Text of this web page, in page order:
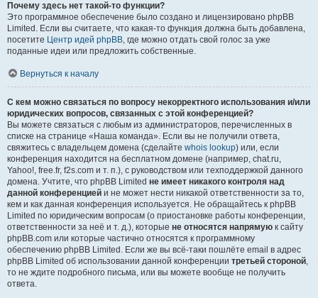
Почему здесь нет такой-то функции?
Это программное обеспечение было создано и лицензировано phpBB
Limited. Если вы считаете, что какая-то функция должна быть добавлена,
посетите Центр идей phpBB, где можно отдать свой голос за уже
поданные идеи или предложить собственные.
Вернуться к началу
С кем можно связаться по вопросу некорректного использования и/или
юридических вопросов, связанных с этой конференцией?
Вы можете связаться с любым из администраторов, перечисленных в
списке на странице «Наша команда». Если вы не получили ответа,
свяжитесь с владельцем домена (сделайте whois lookup) или, если
конференция находится на бесплатном домене (например, chat.ru,
Yahoo!, free.fr, f2s.com и т. п.), с руководством или техподдержкой данного
домена. Учтите, что phpBB Limited не имеет никакого контроля над
данной конференцией и не может нести никакой ответственности за то,
кем и как данная конференция используется. Не обращайтесь к phpBB
Limited по юридическим вопросам (о приостановке работы конференции,
ответственности за неё и т. д.), которые не относятся напрямую к сайту
phpBB.com или которые частично относятся к программному
обеспечению phpBB Limited. Если же вы всё-таки пошлёте email в адрес
phpBB Limited об использовании данной конференции третьей стороной,
то не ждите подробного письма, или вы можете вообще не получить
ответа.